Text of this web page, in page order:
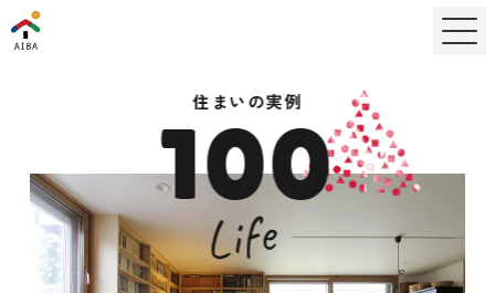
住まいの実例
100
Life